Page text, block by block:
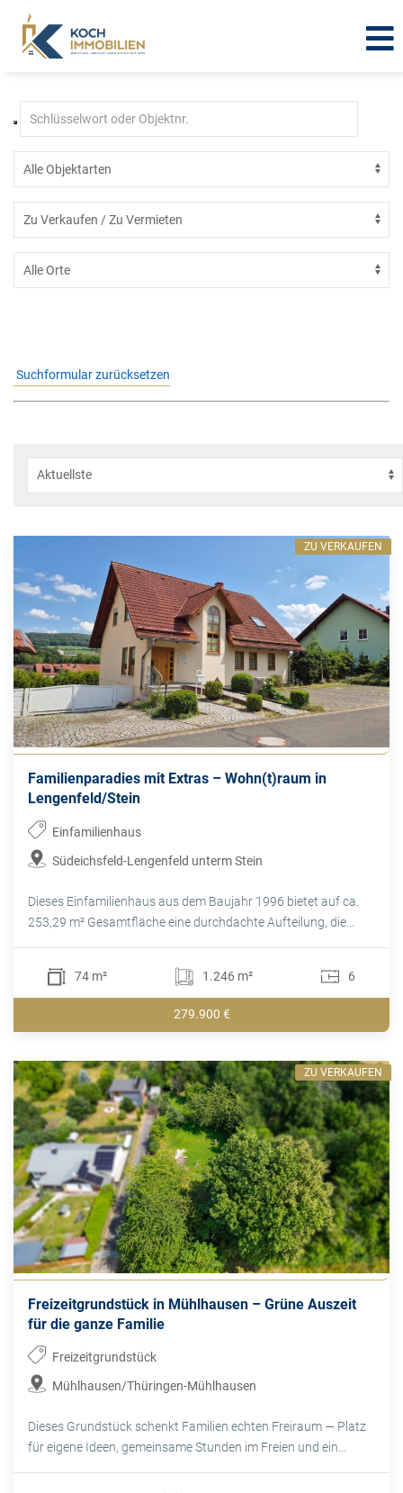
Immobilien in Lengefeld
Suchformular zurücksetzen
Familienparadies mit Extras – Wohn(t)raum in
Lengenfeld/Stein
Einfamilienhaus
Südeichsfeld-Lengenfeld unterm Stein
Dieses Einfamilienhaus aus dem Baujahr 1996 bietet auf ca.
253,29 m² Gesamtfläche eine durchdachte Aufteilung, die...
74 m² 1.246 m² 6
279.900 €
ZU VERKAUFEN
Freizeitgrundstück in Mühlhausen – Grüne Auszeit
für die ganze Familie
Freizeitgrundstück
Mühlhausen/Thüringen-Mühlhausen
Dieses Grundstück schenkt Familien echten Freiraum — Platz
für eigene Ideen, gemeinsame Stunden im Freien und ein...
ZU VERKAUFEN